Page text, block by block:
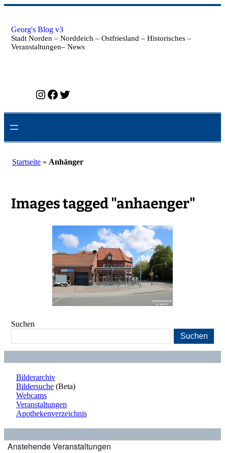
Zum
springen
Georg's Blog v3
Stadt Norden – Norddeich – Ostfriesland – Historisches –
Veranstaltungen– News
Instagram Facebook Twitter
Startseite » Anhänger
Images tagged "anhaenger"
Suchen
Suchen
Bilderarchiv
Bildersuche (Beta)
Webcams
Veranstaltungen
Apothekenverzeichnis
Anstehende Veranstaltungen